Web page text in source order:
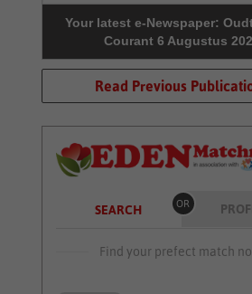
Your latest e-Newspaper:
Courant 6 Augustus
Read Previous
SEARCH OR
Find your prefect match